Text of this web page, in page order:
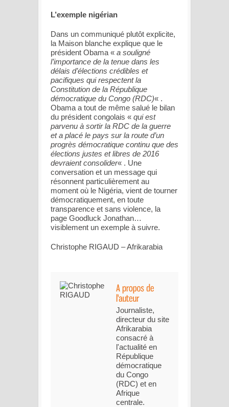
L’exemple nigérian
Dans un communiqué plutôt explicite,
la Maison blanche explique que le
président Obama « a souligné
l’importance de la tenue dans les
délais d’élections crédibles et
pacifiques qui respectent la
Constitution de la République
démocratique du Congo (RDC)« .
Obama a tout de même salué le bilan
du président congolais « qui est
parvenu à sortir la RDC de la guerre
et a placé le pays sur la route d’un
progrès démocratique continu que des
élections justes et libres de 2016
devraient consolider« . Une
conversation et un message qui
résonnent particulièrement au
moment où le Nigéria, vient de tourner
démocratiquement, en toute
transparence et sans violence, la
page Goodluck Jonathan…
visiblement un exemple à suivre.
Christophe RIGAUD – Afrikarabia
Journaliste,
directeur du site
Afrikarabia
consacré à
l'actualité en
République
démocratique
du Congo
(RDC) et en
Afrique
centrale.